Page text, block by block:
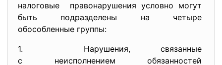
налоговые правонарушения условно могут
быть подразделены на четыре
обособленные группы:
1. Нарушения, связанные
с неисполнением обязанностей